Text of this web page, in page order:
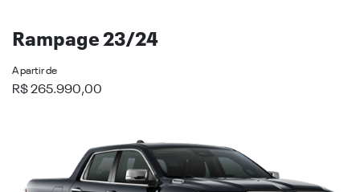
Rampage 23/24
A partir de
R$ 265.990,00